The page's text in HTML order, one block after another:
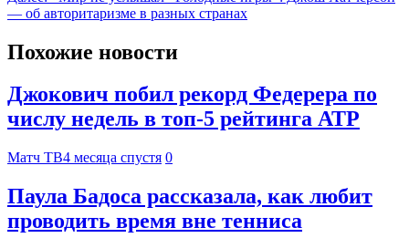
— об авторитаризме в разных странах
Похожие новости
Джокович побил рекорд Федерера по
числу недель в топ‑5 рейтинга ATP
Матч ТВ4 месяца спустя 0
Паула Бадоса рассказала, как любит
проводить время вне тенниса